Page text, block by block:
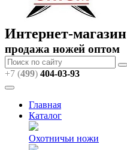
Интернет-магазин
продажа ножей оптом
+7 (499) 404-03-93
Главная
Каталог
Охотничьи ножи